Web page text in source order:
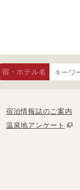
宿・ホテル名
宿泊情報誌のご案内
温泉地アンケート